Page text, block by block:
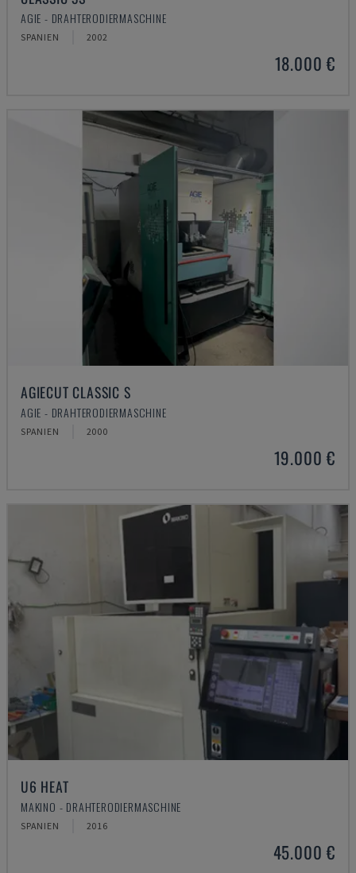
AGIE - DRAHTERODIERMASCHINE
SPANIEN 2002
18.000 €
AGIECUT CLASSIC S
AGIE - DRAHTERODIERMASCHINE
SPANIEN 2000
19.000 €
U6 HEAT
MAKINO - DRAHTERODIERMASCHINE
SPANIEN 2016
45.000 €